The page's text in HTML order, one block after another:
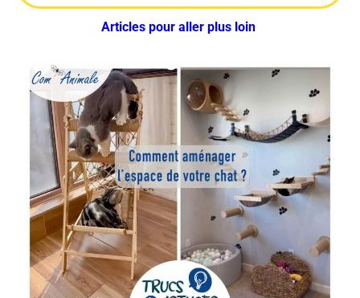
Articles pour aller plus loin